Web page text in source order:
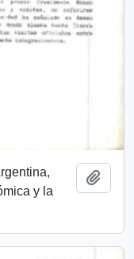
y la